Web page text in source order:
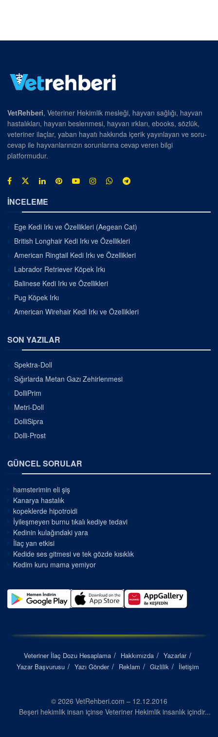
VetRehberi, Veteriner Hekimlik mesleği, hayvan sağlığı, hayvan
hastalıkları, hayvan beslenmesi, hayvan ırkları, ebooks, sözlük,
veteriner ilaçlar, yaban hayatı hakkında içerik yayınlayan ve soru-
cevap ile hayvanlarınızın sorunlarına cevap veren bilgi
platformudur.
İNCELEME
Ege Kedi Irkı ve Özellikleri (Aegean Cat)
British Longhair Kedi Irkı ve Özellikleri
American Ringtail Kedi Irkı ve Özellikleri
Labrador Retriever Köpek Irkı
Balinese Kedi Irkı ve Özellikleri
Pug Köpek Irkı
American Wirehair Kedi Irkı ve Özellikleri
SON YAZILAR
Spektra-Doll
Sığırlarda Metan Gazı Zehirlenmesi
DolliPrim
Metri-Doll
DolliSipra
Dolli-Prost
GÜNCEL SORULAR
hamsterimin eli şiş
Kanarya hastalık
kopeklerde hipotroidi
İyileşmeyen burnu tıkalı kediye tedavi
Kedinin kulağındaki yara
İlaç yan etkisi
Kedide ses gitmesi ve tek gözde kısıklık
Kedim kuru mama yemiyor
Veteriner İlaç Dozu Hesaplama Hakkımızda
Yazarlar
Yazar Başvurusu
Yazı Gönder Reklam Gizlilik İletişim
© 2026 VetRehberi.com – 12.12.2016
Beşeri hekimlik insan içinse Veteriner Hekimlik insanlık içindir...